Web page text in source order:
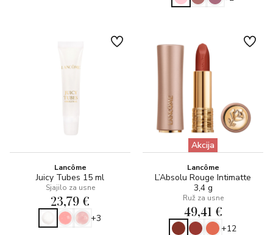
Lancôme
Juicy Tubes 15 ml
Sjajilo za usne
23,79 €
+3
Akcija
Lancôme
L’Absolu Rouge Intimatte
3,4 g
Ruž za usne
49,41 €
+12